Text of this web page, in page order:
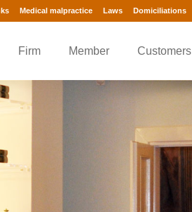
Medical malpractice Laws Domiciliations
Firm Member Customers